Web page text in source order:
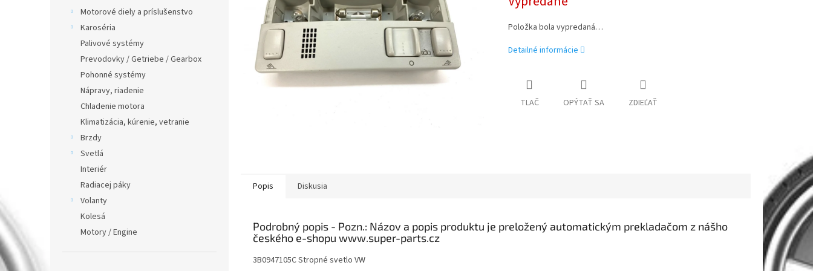
Motorové diely a príslušenstvo
Karoséria
Palivové systémy
Prevodovky / Getriebe / Gearbox
Pohonné systémy
Nápravy, riadenie
Chladenie motora
Klimatizácia, kúrenie, vetranie
Brzdy
Svetlá
Interiér
Radiacej páky
Volanty
Kolesá
Motory / Engine
Položka bola vypredaná…
Detailné informácie
TLAČ OPÝTAŤ SA ZDIEĽAŤ
Popis Diskusia
Podrobný popis
3B0947105C Stropné svetlo VW